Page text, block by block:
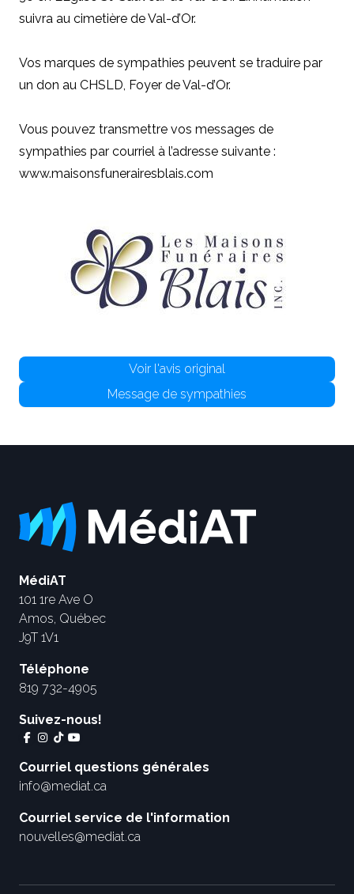
suivra au cimetière de Val-d’Or.
Vos marques de sympathies peuvent se traduire par
un don au CHSLD, Foyer de Val-d’Or.
Vous pouvez transmettre vos messages de
sympathies par courriel à l’adresse suivante :
www.maisonsfunerairesblais.com
Voir l'avis original
Message de sympathies
MédiAT
101 1re Ave O
Amos, Québec
J9T 1V1
Téléphone
819 732-4905
Suivez-nous!
Courriel questions générales
info@mediat.ca
Courriel service de l'information
nouvelles@mediat.ca